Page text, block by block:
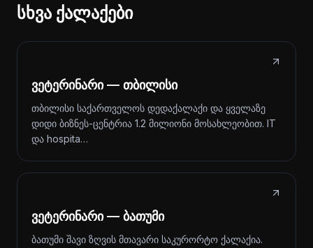
სხვა ქალაქები
ვეტერინარი — თბილისი
თბილისი საქართველოს დედაქალაქი და ყველაზე
დიდი ბიზნეს-ცენტრია 1.2 მილიონი მოსახლეობით. IT
და hospita…
ვეტერინარი — ბათუმი
ბათუმი შავი ზღვის მთავარი საკურორტო ქალაქია.